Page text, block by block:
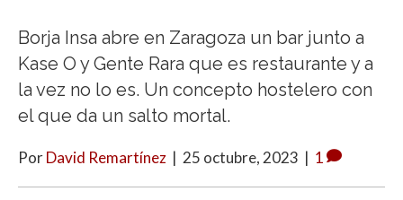
Borja Insa abre en Zaragoza un bar junto a
Kase O y Gente Rara que es restaurante y a
la vez no lo es. Un concepto hostelero con
el que da un salto mortal.
PorDavid Remartínez | 25 octubre, 2023 | 1